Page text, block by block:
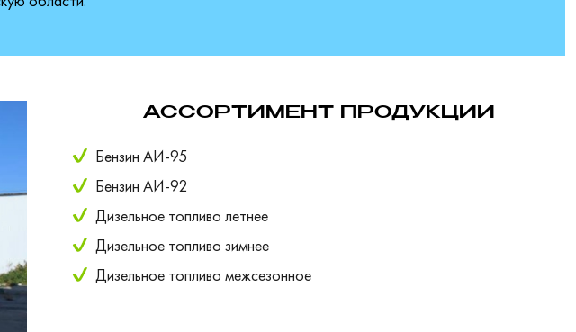
АССОРТИМЕНТ ПРОДУКЦИИ
Бензин АИ-95
Бензин АИ-92
Дизельное топливо летнее
Дизельное топливо зимнее
Дизельное топливо межсезонное